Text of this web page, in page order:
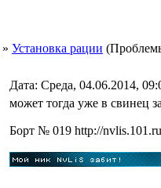
» Установка рации
Дата: Среда, 04.06.2014,
может тогда уже в свинец
Бoрт № 019 http://nvlis.101.ru